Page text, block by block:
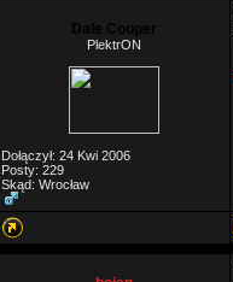
Dale Cooper
PlektrON
Dołączył: 24 Kwi 2006
Posty: 229
Skąd: Wrocław